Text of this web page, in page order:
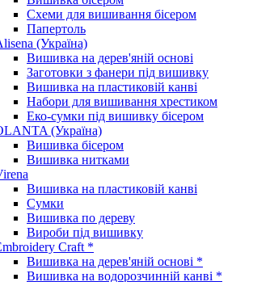
Схеми для вишивання бісером
Папертоль
(Україна)
Вишивка на дерев'яній основі
Заготовки з фанери під вишивку
Вишивка на пластиковій канві
Набори для вишивання хрестиком
Еко-сумки під вишивку бісером
(Україна)
Вишивка бісером
Вишивка нитками
Вишивка на пластиковій канві
Сумки
Вишивка по дереву
Вироби під вишивку
Craft *
Вишивка на дерев'яній основі *
Вишивка на водорозчинній канві *